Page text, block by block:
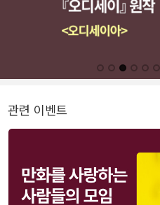
관련 이벤트